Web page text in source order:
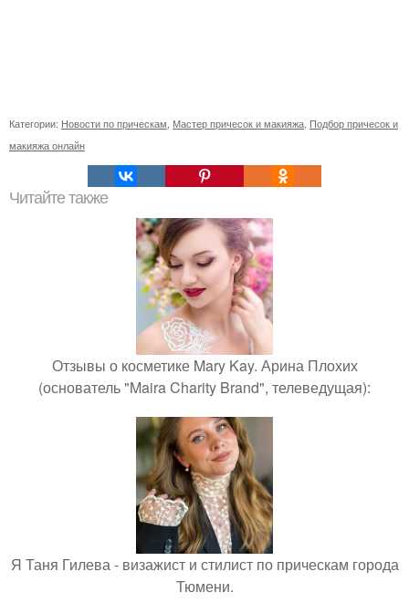
Категории: Новости по прическам Мастер причесок и макияжа Подбор причесок и
макияжа онлайн
Читайте также
Отзывы о косметике Mary Kay. Арина Плохих
(основатель "Maira Charity Brand", телеведущая):
Я Таня Гилева - визажист и стилист по прическам города
Тюмени.